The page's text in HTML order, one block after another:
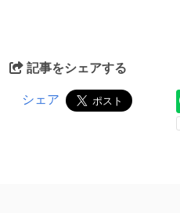
記事をシェアする
シェア